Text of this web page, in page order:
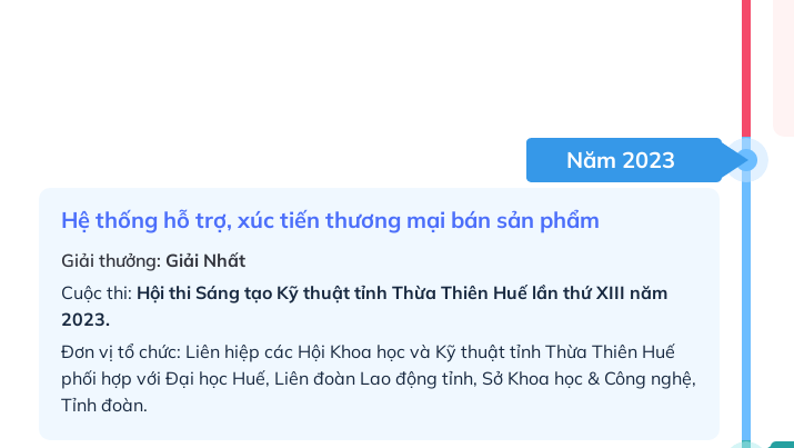
Năm 2023
Hệ thống hỗ trợ, xúc tiến thương mại bán sản phẩm
Giải thưởng: Giải Nhất
Cuộc thi: Hội thi Sáng tạo Kỹ thuật tỉnh Thừa Thiên Huế lần thứ XIII năm
2023.
Đơn vị tổ chức: Liên hiệp các Hội Khoa học và Kỹ thuật tỉnh Thừa Thiên Huế
phối hợp với Đại học Huế, Liên đoàn Lao động tỉnh, Sở Khoa học & Công nghệ,
Tỉnh đoàn.